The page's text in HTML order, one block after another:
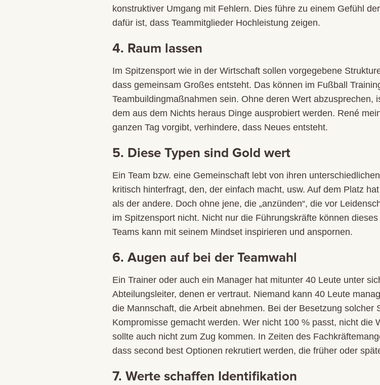
konstruktiver Umgang mit Fehlern. Dies führe zu einem Gefühl
dafür ist, dass Teammitglieder Hochleistung zeigen.
4. Raum lassen
Im Spitzensport wie in der Wirtschaft sollen vorgegebene
dass gemeinsam Großes entsteht. Das können im Fußball
Teambuildingmaßnahmen sein. Ohne deren Wert abzusprechen,
dem aus dem Nichts heraus Dinge ausprobiert werden. René
ganzen Tag vorgibt, verhindere, dass Neues entsteht.
5. Diese Typen sind Gold wert
Ein Team bzw. eine Gemeinschaft lebt von ihren
kritisch hinterfragt, den, der einfach macht, usw. Auf dem Platz
als der andere. Doch ohne jene, die „anzünden“, die vor
im Spitzensport nicht. Nicht nur die Führungskräfte können
Teams kann mit seinem Mindset inspirieren und anspornen.
6. Augen auf bei der Teamwahl
Ein Trainer oder auch ein Manager hat mitunter 40 Leute unter
Abteilungsleiter, denen er vertraut. Niemand kann 40 Leute
die Mannschaft, die Arbeit abnehmen. Bei der Besetzung solcher
Kompromisse gemacht werden. Wer nicht 100 % passt, nicht die
sollte auch nicht zum Zug kommen. In Zeiten des
dass second best Optionen rekrutiert werden, die früher oder
7. Werte schaffen Identifikation